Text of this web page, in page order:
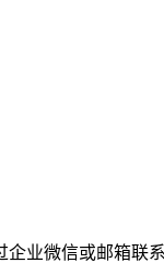
业微信或邮箱联系